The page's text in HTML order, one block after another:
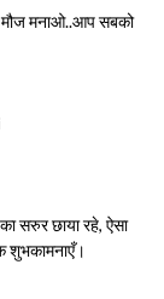
मौज मनाओ..आप सबको
सरुर छाया रहे, ऐसा
शुभकामनाएँ।